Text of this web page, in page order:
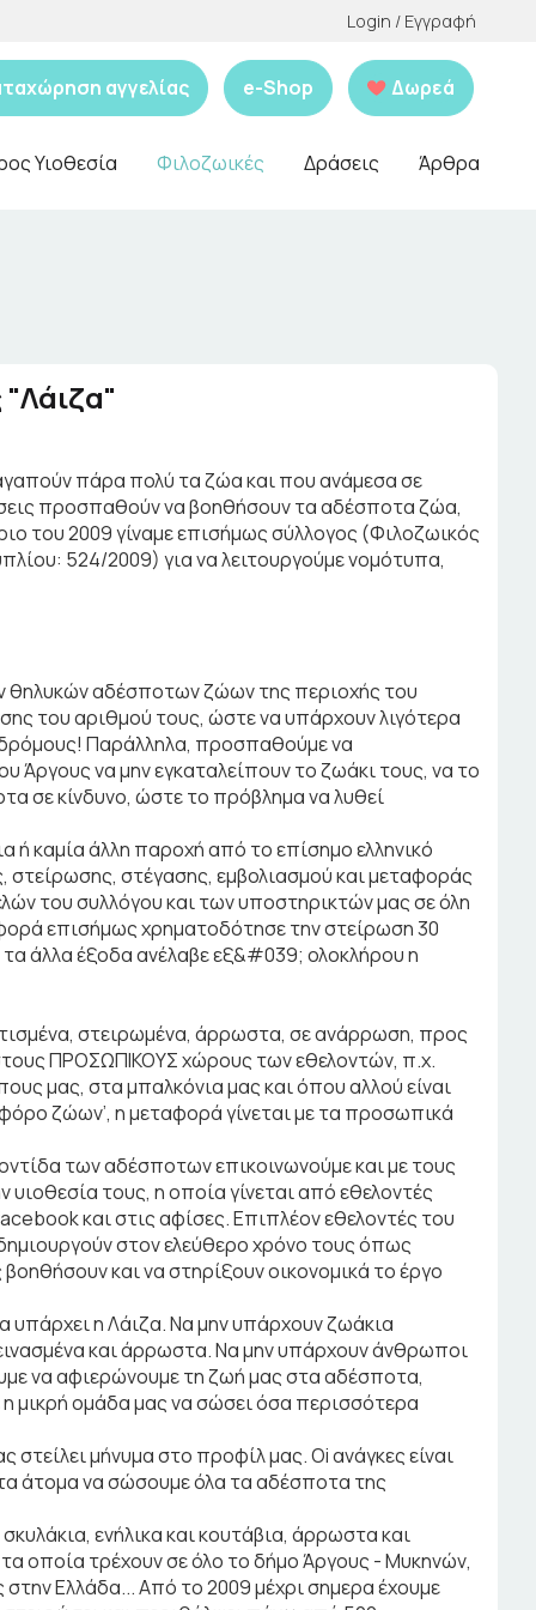
Login / Εγγραφή
αγγελίας e-Shop Δωρεά
Υιοθεσία Φιλοζωικές Δράσεις Άρθρα
πάρα πολύ τα ζώα και που ανάμεσα σε
προσπαθούν να βοηθήσουν τα αδέσποτα ζώα,
του 2009 γίναμε επισήμως σύλλογος (Φιλοζωικός
524/2009) για να λειτουργούμε νομότυπα,
θηλυκών αδέσποτων ζώων της περιοχής του
του αριθμού τους, ώστε να υπάρχουν λιγότερα
Παράλληλα, προσπαθούμε να
Άργους να μην εγκαταλείπουν το ζωάκι τους, να το
σε κίνδυνο, ώστε το πρόβλημα να λυθεί
ή καμία άλλη παροχή από το επίσημο ελληνικό
στέγασης, εμβολιασμού και μεταφοράς
του συλλόγου και των υποστηρικτών μας σε όλη
επισήμως χρηματοδότησε την στείρωση 30
άλλα έξοδα ανέλαβε εξ&#039; ολοκλήρου η
στειρωμένα, άρρωστα, σε ανάρρωση, προς
ΠΡΟΣΩΠΙΚΟΥΣ χώρους των εθελοντών, π.χ.
μας, στα μπαλκόνια μας και όπου αλλού είναι
ζώων’, η μεταφορά γίνεται με τα προσωπικά
των αδέσποτων επικοινωνούμε και με τους
τους, η οποία γίνεται από εθελοντές
και στις αφίσες. Επιπλέον εθελοντές του
στον ελεύθερο χρόνο τους όπως
και να στηρίξουν οικονομικά το έργο
υπάρχει η Λάιζα. Να μην υπάρχουν ζωάκια
και άρρωστα. Να μην υπάρχουν άνθρωποι
να αφιερώνουμε τη ζωή μας στα αδέσποτα,
μικρή ομάδα μας να σώσει όσα περισσότερα
μήνυμα στο προφίλ μας. Oi ανάγκες είναι
άτομα να σώσουμε όλα τα αδέσποτα της
ενήλικα και κουτάβια, άρρωστα και
οποία τρέχουν σε όλο το δήμο Άργους - Μυκηνών,
Ελλάδα... Από το 2009 μέχρι σημερα έχουμε